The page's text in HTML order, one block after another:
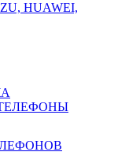
HUAWEI,
ТЕЛЕФОНЫ